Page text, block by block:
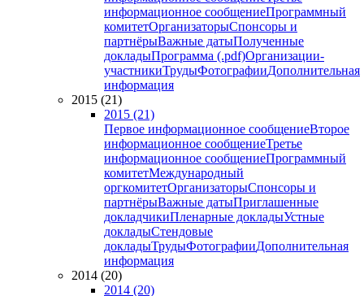
информационное сообщениеПрограммный
комитетОрганизаторыСпонсоры и
партнёрыВажные датыПолученные
докладыПрограмма (.pdf)Организации-
участникиТрудыФотографииДополнительная
информация
2015 (21)
2015 (21)
Первое информационное сообщениеВторое
информационное сообщениеТретье
информационное сообщениеПрограммный
комитетМеждународный
оргкомитетОрганизаторыСпонсоры и
партнёрыВажные датыПриглашенные
докладчикиПленарные докладыУстные
докладыСтендовые
докладыТрудыФотографииДополнительная
информация
2014 (20)
2014 (20)